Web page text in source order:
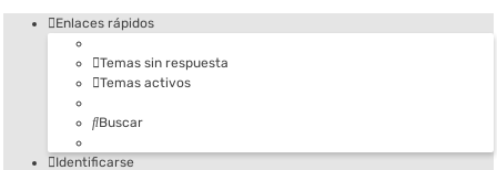
Enlaces rápidos
Temas sin respuesta
Temas activos
Buscar
Identificarse